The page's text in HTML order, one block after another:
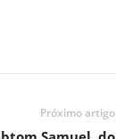
Próximo artigo